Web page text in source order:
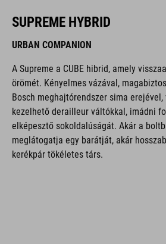
SUPREME HYBRID
URBAN COMPANION
A Supreme a CUBE hibrid, amely
örömét. Kényelmes vázával,
Bosch meghajtórendszer sima
kezelhető derailleur váltókkal, imádni
elképesztő sokoldalúságát. Akár a
meglátogatja egy barátját, akár
kerékpár tökéletes társ.